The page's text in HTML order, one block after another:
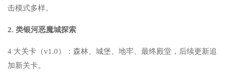
击模式多样。
2. 类银河恶魔城探索
4 大关卡（v1.0）：森林、城堡、地牢、最终殿堂，后续更新追
加新关卡。